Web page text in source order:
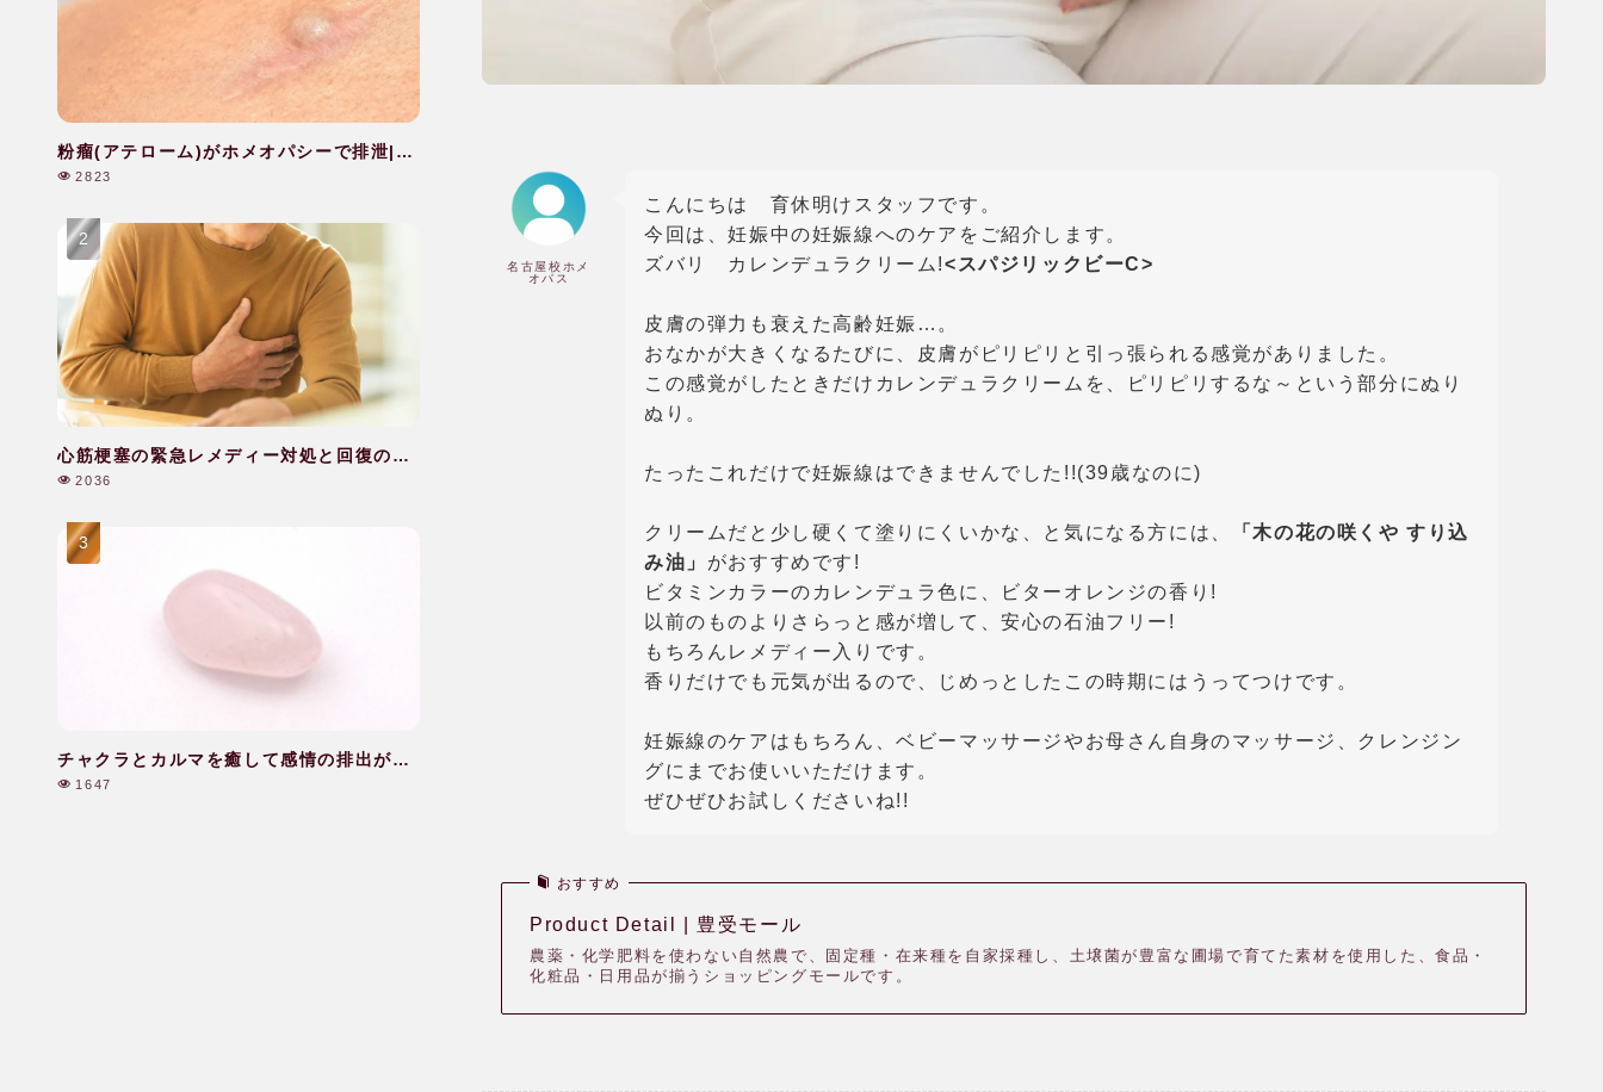
名古屋校ホメ
オパス
こんにちは 育休明けスタッフです。
今回は、妊娠中の妊娠線へのケアをご紹介します。
ズバリ カレンデュラクリーム!<スパジリックビーC>
皮膚の弾力も衰えた高齢妊娠…。
おなかが大きくなるたびに、皮膚がピリピリと引っ張られる感覚がありました。
この感覚がしたときだけカレンデュラクリームを、ピリピリするな～という部分にぬり
ぬり。
たったこれだけで妊娠線はできませんでした!!(39歳なのに)
クリームだと少し硬くて塗りにくいかな、と気になる方には、
「木の花の咲くや すり込
み油」 がおすすめです!
ビタミンカラーのカレンデュラ色に、ビターオレンジの香り!
以前のものよりさらっと感が増して、安心の石油フリー!
もちろんレメディー入りです。
香りだけでも元気が出るので、じめっとしたこの時期にはうってつけです。
妊娠線のケアはもちろん、ベビーマッサージやお母さん自身のマッサージ、クレンジン
グにまでお使いいただけます。
ぜひぜひお試しくださいね!!
おすすめ
Product Detail | 豊受モール
農薬・化学肥料を使わない自然農で、固定種・在来種を自家採種し、土壌菌が豊富な圃場で育てた素材を使用した、食品・
化粧品・日用品が揃うショッピングモールです。
粉瘤(アテローム)がホメオパシーで排泄|40
代|女性
2823
心筋梗塞の緊急レメディー対処と回復のケ
ア|60代|男性
2036
チャクラとカルマを癒して感情の排出がで
きた|40代|女性
1647